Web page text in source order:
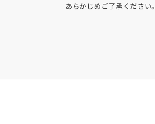
あらかじめご了承ください。